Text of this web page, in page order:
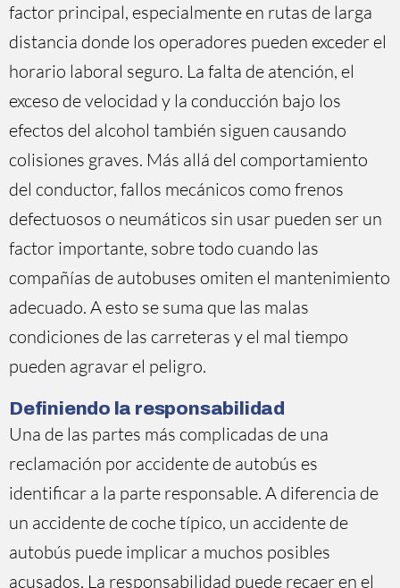
factor principal, especialmente en rutas de larga
distancia donde los operadores pueden exceder el
horario laboral seguro. La falta de atención, el
exceso de velocidad y la conducción bajo los
efectos del alcohol también siguen causando
colisiones graves. Más allá del comportamiento
del conductor, fallos mecánicos como frenos
defectuosos o neumáticos sin usar pueden ser un
factor importante, sobre todo cuando las
compañías de autobuses omiten el mantenimiento
adecuado. A esto se suma que las malas
condiciones de las carreteras y el mal tiempo
pueden agravar el peligro.
Definiendo la responsabilidad
Una de las partes más complicadas de una
reclamación por accidente de autobús es
identificar a la parte responsable. A diferencia de
un accidente de coche típico, un accidente de
autobús puede implicar a muchos posibles
acusados. La responsabilidad puede recaer en el